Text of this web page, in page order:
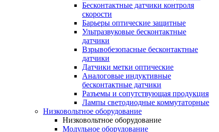
Бесконтактные датчики контроля
скорости
Барьеры оптические защитные
Ультразвуковые бесконтактные
датчики
Взрывобезопасные бесконтактные
датчики
Датчики метки оптические
Аналоговые индуктивные
бесконтактные датчики
Разъемы и сопутствующая продукция
Лампы светодиодные коммутаторные
Низковольтное оборудование
Низковольтное оборудование
Модульное оборудование